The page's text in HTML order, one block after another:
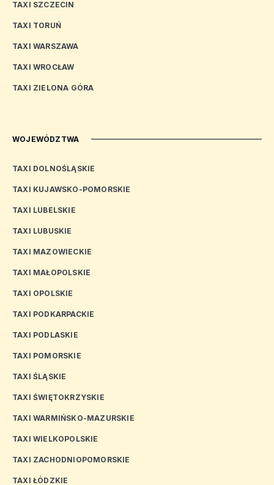
TAXI SZCZECIN
TAXI TORUŃ
TAXI WARSZAWA
TAXI WROCŁAW
TAXI ZIELONA GÓRA
WOJEWÓDZTWA
TAXI DOLNOŚLĄSKIE
TAXI KUJAWSKO-POMORSKIE
TAXI LUBELSKIE
TAXI LUBUSKIE
TAXI MAZOWIECKIE
TAXI MAŁOPOLSKIE
TAXI OPOLSKIE
TAXI PODKARPACKIE
TAXI PODLASKIE
TAXI POMORSKIE
TAXI ŚLĄSKIE
TAXI ŚWIĘTOKRZYSKIE
TAXI WARMIŃSKO-MAZURSKIE
TAXI WIELKOPOLSKIE
TAXI ZACHODNIOPOMORSKIE
TAXI ŁÓDZKIE